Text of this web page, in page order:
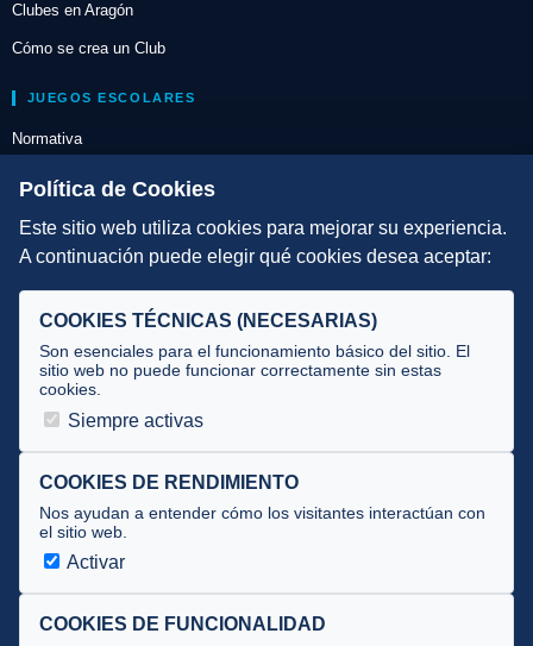
Clubes en Aragón
Cómo se crea un Club
JUEGOS ESCOLARES
Normativa
Escuelas de Triatlón
DIRECCIÓN TÉCNICA
Selecciones
Tecnificación
JUECES Y OFICIALES
Documentos
Cursos
Circulares oficiales
Convocatorias y Equipaciones
Política de Cookies
Este sitio web utiliza cookies para mejorar su experiencia.
A continuación puede elegir qué cookies desea aceptar:
COOKIES TÉCNICAS (NECESARIAS)
Son esenciales para el funcionamiento básico del sitio. El
sitio web no puede funcionar correctamente sin estas
cookies.
Siempre activas
COOKIES DE RENDIMIENTO
Nos ayudan a entender cómo los visitantes interactúan con
el sitio web.
Activar
COOKIES DE FUNCIONALIDAD